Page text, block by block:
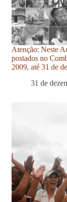
Atenção: Neste
postados no
2009, até 31 de
31 de